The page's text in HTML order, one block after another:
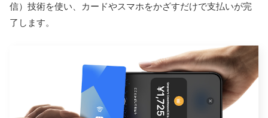
信）技術を使い、カードやスマホをかざすだけで支払いが完
了します。